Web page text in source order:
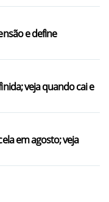
e define
veja quando cai e
em agosto; veja